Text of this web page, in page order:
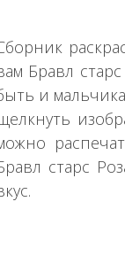
Бравл
и
старс